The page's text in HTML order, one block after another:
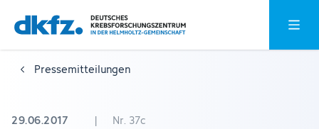
Zum
Hauptinhalt
springen
Zur
Fußzeile
springen
Pressemitteilungen
29.06.2017 | Nr. 37c